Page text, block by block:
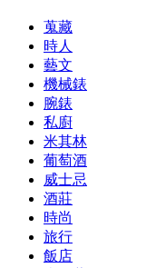
蒐藏
時人
藝文
機械錶
腕錶
私廚
米其林
葡萄酒
威士忌
酒莊
時尚
旅行
飯店